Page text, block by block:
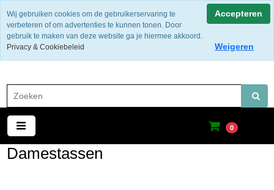
Gratis verzending binnen Nederland
0
Damestassen
Wij gebruiken cookies om de gebruikerservaring te
verbeteren of om advertenties te kunnen tonen. Door
gebruik te maken van deze website ga je hiermee akkoord.
Privacy & Cookiebeleid
Accepteren
Weigeren